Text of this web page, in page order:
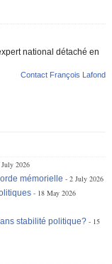
national détaché en
Contact François Lafond
July 2026
mémorielle
2 July 2026
18 May 2026
stabilité politique?
15